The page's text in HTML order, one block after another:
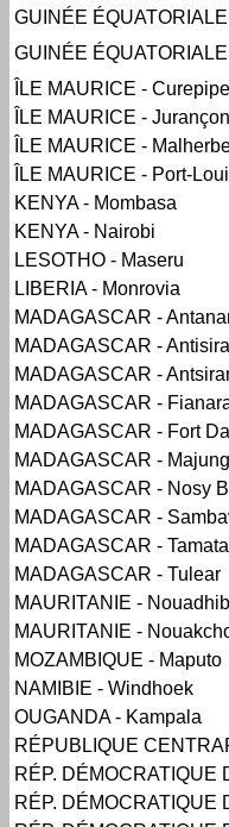
GUINÉE
GUINÉE
ÎLE MAURICE - Curepipe
ÎLE MAURICE - Jurançon
ÎLE MAURICE -
ÎLE MAURICE - Port-
KENYA - Mombasa
KENYA - Nairobi
LESOTHO - Maseru
LIBERIA - Monrovia
MADAGASCAR -
MADAGASCAR -
MADAGASCAR -
MADAGASCAR -
MADAGASCAR - Fort
MADAGASCAR -
MADAGASCAR - Nosy
MADAGASCAR -
MADAGASCAR -
MADAGASCAR - Tulear
MAURITANIE -
MAURITANIE -
MOZAMBIQUE - Maputo
NAMIBIE - Windhoek
OUGANDA - Kampala
RÉPUBLIQUE
RÉP. DÉMOCRATIQUE
RÉP. DÉMOCRATIQUE